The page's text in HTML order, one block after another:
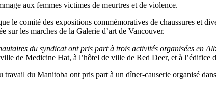
aux femmes victimes de meurtres et de violence.
le comité des expositions commémoratives de chaussures et
sur les marches de la Galerie d’art de Vancouver.
du syndicat ont pris part à trois activités organisées en
de Medicine Hat, à l’hôtel de ville de Red Deer, et à
travail du Manitoba ont pris part à un dîner-causerie organisé